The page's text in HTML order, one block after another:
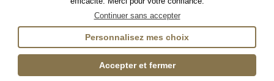
InstagramTikTokFacebookYouTubeLinkedIn
Continuer sans accepter
Personnalisez mes choix
Accepter et fermer